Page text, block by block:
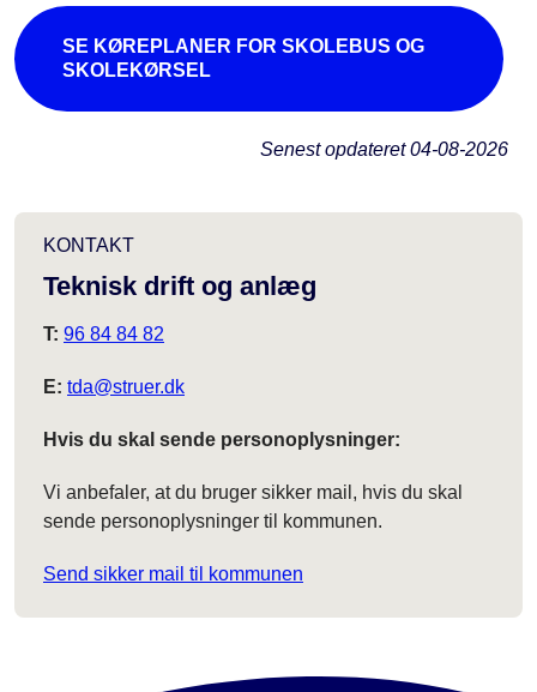
SE KØREPLANER FOR SKOLEBUS OG
SKOLEKØRSEL
Senest opdateret04-08-2026
KONTAKT
Teknisk drift og anlæg
T: 96 84 84 82
E: tda@struer.dk
Hvis du skal sende personoplysninger:
Vi anbefaler, at du bruger sikker mail, hvis du skal
sende personoplysninger til kommunen.
Send sikker mail til kommunen